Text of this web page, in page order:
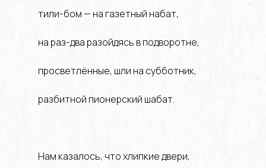
тили-бом — на газетный набат,
на раз-два разойдясь в подворотне,
просветлённые, шли на субботник,
разбитной пионерский шабат.
Нам казалось, что хлипкие двери,